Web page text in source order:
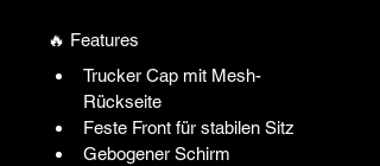
🔥 Features
Trucker Cap mit Mesh-
Rückseite
Feste Front für stabilen Sitz
Gebogener Schirm